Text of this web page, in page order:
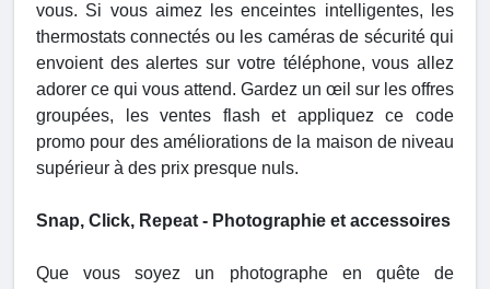
vous. Si vous aimez les enceintes intelligentes, les
thermostats connectés ou les caméras de sécurité qui
envoient des alertes sur votre téléphone, vous allez
adorer ce qui vous attend. Gardez un œil sur les offres
groupées, les ventes flash et appliquez ce code
promo pour des améliorations de la maison de niveau
supérieur à des prix presque nuls.
Snap, Click, Repeat - Photographie et accessoires
Que vous soyez un photographe en quête de